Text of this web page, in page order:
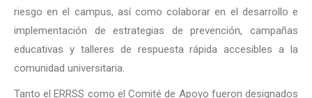
riesgo en el campus, así como colaborar en el desarrollo e
implementación de estrategias de prevención, campañas
educativas y talleres de respuesta rápida accesibles a la
comunidad universitaria.
Tanto el ERRSS como el Comité de Apoyo fueron designados